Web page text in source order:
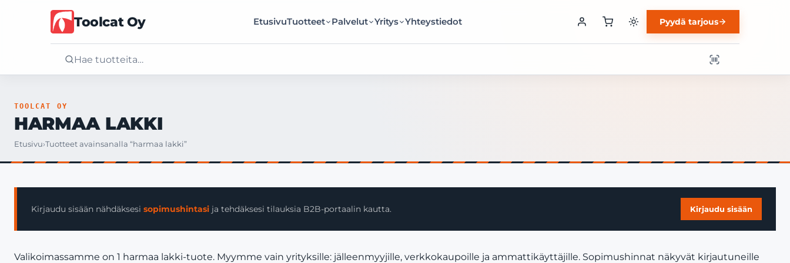
Toolcat Oy EtusivuTuotteet Palvelut Yritys Yhteystiedot Pyydä tarjous
Tuotteet
Yritys
TOOLCAT OY
HARMAA LAKKI
Etusivu›Tuotteet avainsanalla “harmaa lakki”
Kirjaudu sisään nähdäksesi sopimushintasi ja tehdäksesi tilauksia B2B-portaalin kautta. Kirjaudu sisään
Valikoimassamme on 1 harmaa lakki-tuote. Myymme vain yrityksille: jälleenmyyjille, verkkokaupoille ja ammattikäyttäjille. Sopimushinnat näkyvät kirjautuneille